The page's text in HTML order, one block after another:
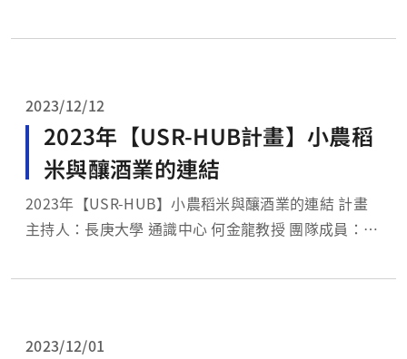
識中心 楊明哲副教授 通識中心 陳
2023/12/12
2023年【USR-HUB計畫】小農稻
米與釀酒業的連結
2023年【USR-HUB】小農稻米與釀酒業的連結 計畫
主持人：長庚大學 通識中心 何金龍教授 團隊成員：長
系 張中明助理教授 計畫目標： 本計畫...
2023/12/01